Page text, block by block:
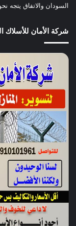
السودان والاتفاق يتجه
شركة الأمان للأسلاك